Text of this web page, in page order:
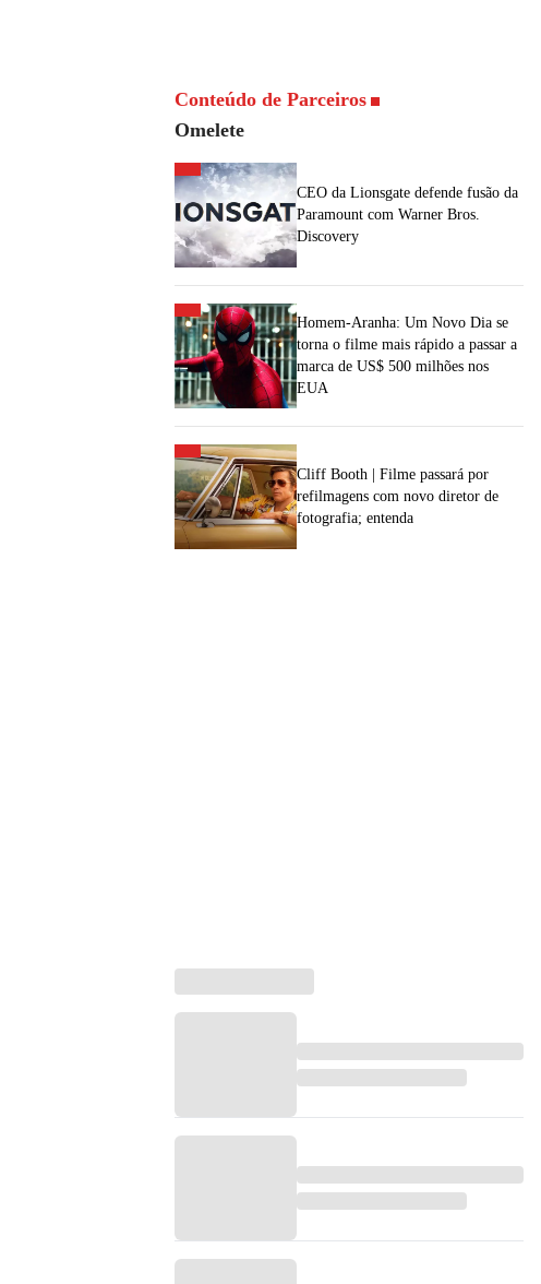
Conteúdo de Parceiros
Omelete
CEO da Lionsgate defende fusão da
Paramount com Warner Bros.
Discovery
Homem-Aranha: Um Novo Dia se
torna o filme mais rápido a passar a
marca de US$ 500 milhões nos
EUA
Cliff Booth | Filme passará por
refilmagens com novo diretor de
fotografia; entenda